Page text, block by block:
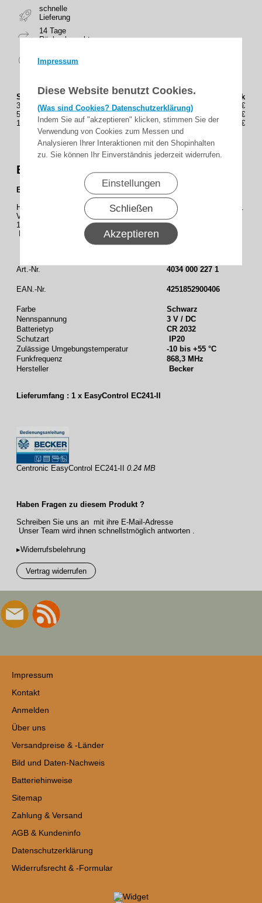
Impressum
Diese Website benutzt Cookies.
(Was sind Cookies? Datenschutzerklärung)
Indem Sie auf "akzeptieren" klicken, stimmen Sie der
Verwendung von Cookies zum Messen und
Analysieren Ihrer Interaktionen mit den Shopinhalten
zu. Sie können Ihr Einverständnis jederzeit widerrufen.
Einstellungen
Schließen
Akzeptieren
schnelle
Lieferung
14 Tage
Rückgaberecht
zahlen
Staffelung (Stück)
Preis(Brutto) / Stück
3
31,87€
5
31,36€
10
31,05€
Becker - Centronic EasyControl EC241-II
Beschreibung :
Handsender zum Ansteuern einer Beck-O-Tronic 5 Centronic, einer.
VC280-II und eines Beck-O-Mat
1-Kanal mit LED-Anzeige .
Metallring zur Befestigung am Schlüsselbundd .
Art.-Nr. 4034 000 227 1
EAN.-Nr. 4251852900406
Farbe
Schwarz
Nennspannung
3 V / DC
Batterietyp
CR 2032
Schutzart
IP20
Zulässige Umgebungstemperatur
-10 bis +55 °C
Funkfrequenz
868,3 MHz
Hersteller
Becker
Lieferumfang : 1 x EasyControl EC241-II
Centronic EasyControl EC241-II 0.24 MB
Haben Fragen zu diesem Produkt ?
Schreiben Sie uns an mit ihre E-Mail-Adresse
Unser Team wird ihnen schnellstmöglich antworten .
▸Widerrufsbelehrung
Vertrag widerrufen
Impressum
Kontakt
Anmelden
Über uns
Versandpreise & -Länder
Bild und Daten-Nachweis
Batteriehinweise
Sitemap
Zahlung & Versand
AGB & Kundeninfo
Datenschutzerklärung
Widerrufsrecht & -Formular